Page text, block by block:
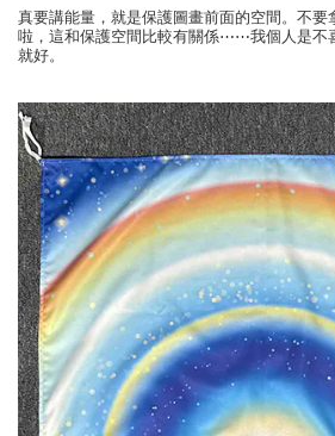
真要講能量，就是保護圖畫前面的空間。不要
啦，這和保護空間比較有關係⋯⋯我個人是不
就好。